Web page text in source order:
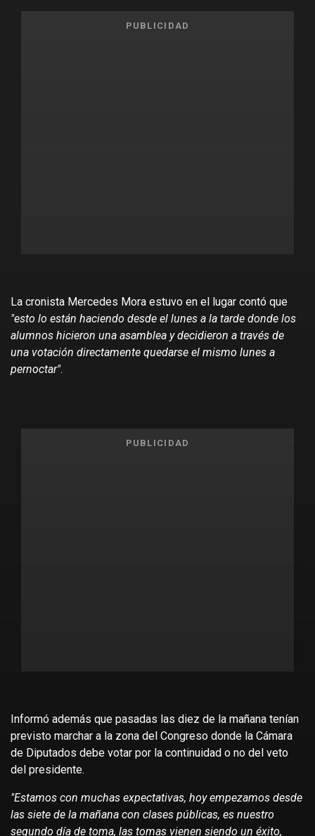
PUBLICIDAD
La cronista Mercedes Mora estuvo en el lugar contó que
"esto lo están haciendo desde el lunes a la tarde donde los
alumnos hicieron una asamblea y decidieron a través de
una votación directamente quedarse el mismo lunes a
pernoctar".
PUBLICIDAD
Informó además que pasadas las diez de la mañana tenían
previsto marchar a la zona del Congreso donde la Cámara
de Diputados debe votar por la continuidad o no del veto
del presidente.
"Estamos con muchas expectativas, hoy empezamos desde
las siete de la mañana con clases públicas, es nuestro
segundo día de toma, las tomas vienen siendo un éxito,